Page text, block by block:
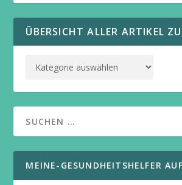
ÜBERSICHT ALLER ARTIKEL
MEINE-GESUNDHEITSHELFER